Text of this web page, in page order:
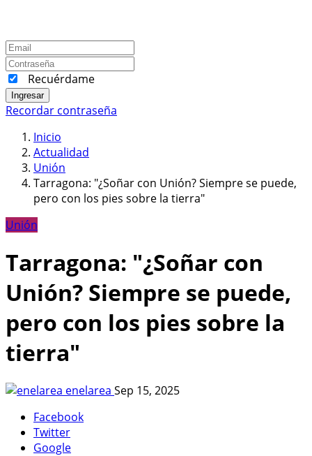
Recuérdame
Ingresar
Recordar contraseña
Inicio
Actualidad
Unión
Tarragona: "¿Soñar con Unión? Siempre se puede,
pero con los pies sobre la tierra"
Unión
Tarragona: "¿Soñar con
Unión? Siempre se puede,
pero con los pies sobre la
tierra"
enelarea Sep 15, 2025
Facebook
Twitter
Google